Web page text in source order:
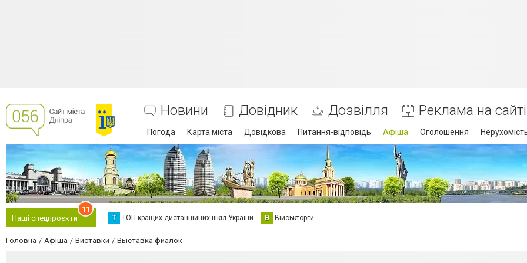
Новини Довідник Дозвілля Реклама на сайті
Погода Карта міста Довідкова Питання-відповідь Афіша Оголошення
Наші спецпроєкти
11
Т ТОП кращих дистанційних шкіл України В Військторги
Головна Афіша Виставки Выставка фиалок